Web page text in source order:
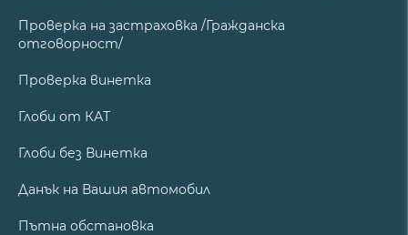
Проверка на застраховка /Гражданска
отговорност/
Проверка винетка
Глоби от КАТ
Глоби без Винетка
Данък на Вашия автомобил
Пътна обстановка